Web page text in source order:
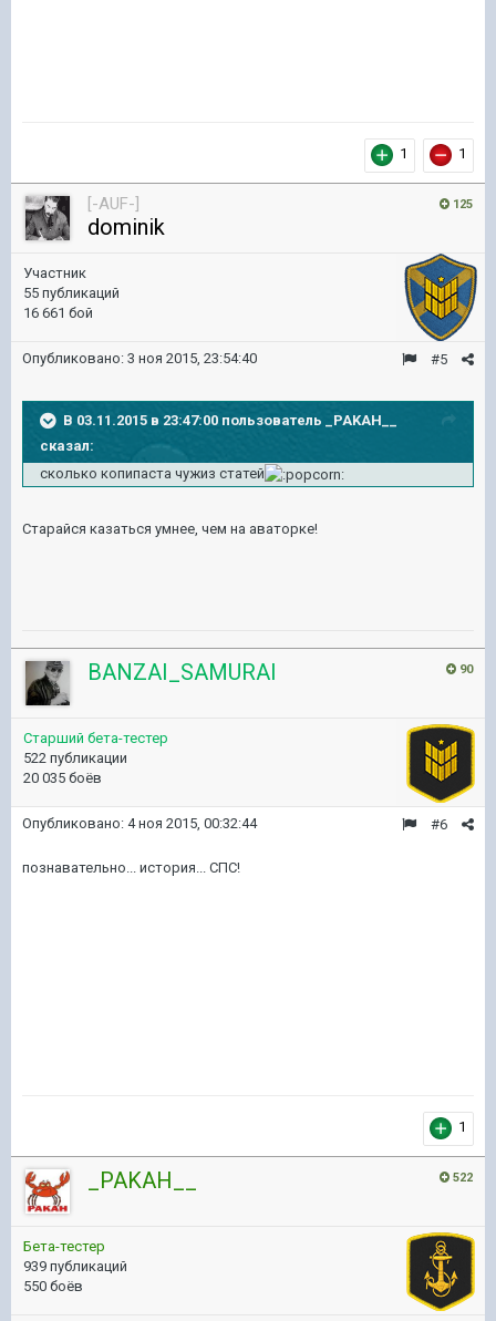
1 1
125
[-AUF-]
dominik
Участник
55 публикаций
16 661 бой
#5
Опубликовано: 3 ноя 2015, 23:54:40
В 03.11.2015 в 23:47:00 пользователь _PAKAH__
сказал:
сколько копипаста чужиз статей
Старайся казаться умнее, чем на аваторке!
90
BANZAI_SAMURAI
Старший бета-тестер
522 публикации
20 035 боёв
#6
Опубликовано: 4 ноя 2015, 00:32:44
познавательно... история... СПС!
1
522
_PAKAH__
Бета-тестер
939 публикаций
550 боёв